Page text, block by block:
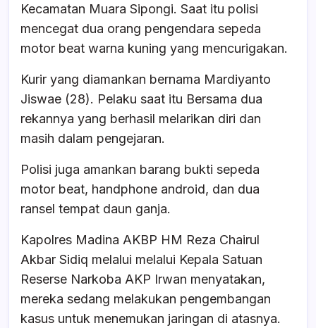
Kecamatan Muara Sipongi. Saat itu polisi
mencegat dua orang pengendara sepeda
motor beat warna kuning yang mencurigakan.
Kurir yang diamankan bernama Mardiyanto
Jiswae (28). Pelaku saat itu Bersama dua
rekannya yang berhasil melarikan diri dan
masih dalam pengejaran.
Polisi juga amankan barang bukti sepeda
motor beat, handphone android, dan dua
ransel tempat daun ganja.
Kapolres Madina AKBP HM Reza Chairul
Akbar Sidiq melalui melalui Kepala Satuan
Reserse Narkoba AKP Irwan menyatakan,
mereka sedang melakukan pengembangan
kasus untuk menemukan jaringan di atasnya.